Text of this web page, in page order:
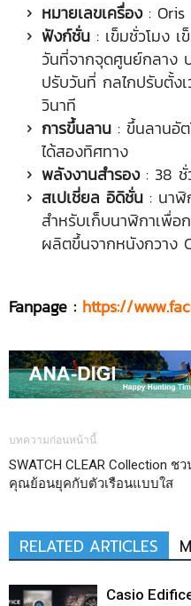
หมายเลขเครื่อง: Oris
ฟังก์ชั่น : เข็มชั่วโมง
วันที่จากจุดศูนย์กลาง
ปรับวันที่ กลไกปรับตั้ง
วินาที
การขึ้นลาน : ขึ้นลานอั
ได้สองทิศทาง
พลังงานสำรอง: 38 ชั่
สเปเชี่ยล อิดิชั่น : นาฬิ
สำหรับเก็บนาฬิกาเพื่อ
ผลิตขึ้นจากหนังกวาง
Fanpage : https://
บทความก่อนหน้านี้
SWATCH CLEAR Collection ชว
คุณย้อนยุคกับตัวเรือนแบบใส
RELATED ARTICLES
Casio